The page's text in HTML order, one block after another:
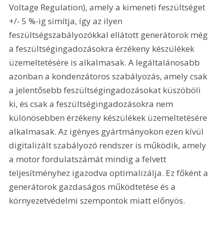
Voltage Regulation), amely a kimeneti feszültséget
+/- 5 %-ig simítja, így az ilyen
feszültségszabályozókkal ellátott generátorok még
a feszültségingadozásokra érzékeny készülékek
üzemeltetésére is alkalmasak. A legáltalánosabb
azonban a kondenzátoros szabályozás, amely csak
a jelentősebb feszültségingadozásokat küszöböli
ki, és csak a feszültségingadozásokra nem
különösebben érzékeny készülékek üzemeltetésére
alkalmasak. Az igényes gyártmányokon ezen kívül
digitalizált szabályozó rendszer is működik, amely
a motor fordulatszámát mindig a felvett
teljesítményhez igazodva optimalizálja. Ez főként a
generátorok gazdaságos működtetése és a
környezetvédelmi szempontok miatt előnyös.